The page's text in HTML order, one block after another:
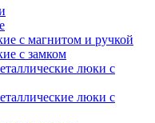
с магнитом и ручкой
с замком
люки с
люки с